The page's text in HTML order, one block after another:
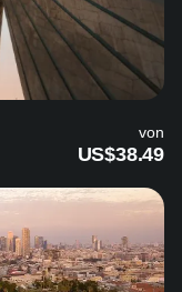
von
US$38.49